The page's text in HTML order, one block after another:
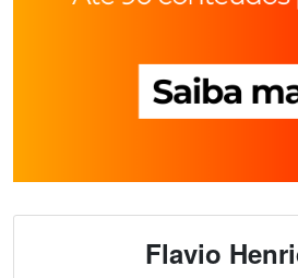
Flavio